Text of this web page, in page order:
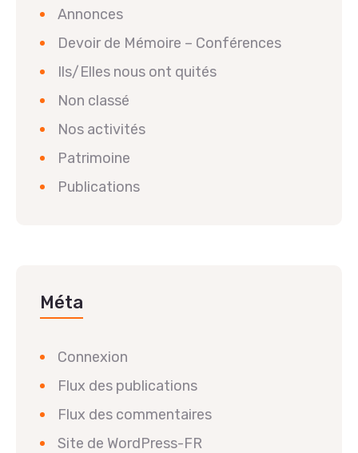
Annonces
Devoir de Mémoire – Conférences
Ils/Elles nous ont quités
Non classé
Nos activités
Patrimoine
Publications
Méta
Connexion
Flux des publications
Flux des commentaires
Site de WordPress-FR